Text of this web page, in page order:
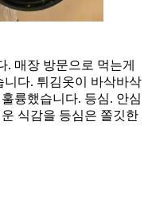
. 매장 방문으로 먹는게
다. 튀김옷이 바삭바삭
륭했습니다. 등심. 안심
식감을 등심은 쫄깃한